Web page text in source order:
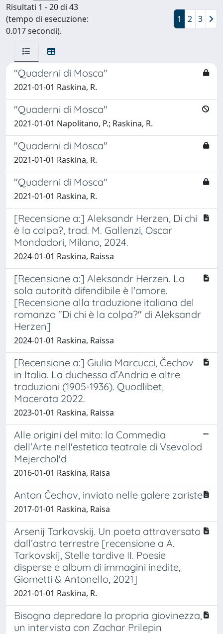
Risultati 1 - 20 di 43
(tempo di esecuzione:
0.017 secondi).
1 2 3
"Quaderni di Mosca"
2021-01-01 Raskina, R.
"Quaderni di Mosca"
2021-01-01 Napolitano, P.; Raskina, R.
"Quaderni di Mosca"
2021-01-01 Raskina, R.
"Quaderni di Mosca"
2021-01-01 Raskina, R.
[Recensione a:] Aleksandr Herzen, Di chi
è la colpa?, trad. M. Gallenzi, Oscar
Mondadori, Milano, 2024.
2024-01-01 Raskina, Raissa
[Recensione a:] Aleksandr Herzen. La
sola autorità difendibile è l'amore.
[Recensione alla traduzione italiana del
romanzo "Di chi è la colpa?" di Aleksandr
Herzen]
2024-01-01 Raskina, Raissa
[Recensione a:] Giulia Marcucci, Čechov
in Italia. La duchessa d’Andria e altre
traduzioni (1905-1936). Quodlibet,
Macerata 2022.
2023-01-01 Raskina, Raissa
Alle origini del mito: la Commedia
dell'Arte nell'estetica teatrale di Vsevolod
Mejerchol'd
2016-01-01 Raskina, Raisa
Anton Čechov, inviato nelle galere zariste
2017-01-01 Raskina, Raisa
Arsenij Tarkovskij. Un poeta attraversato
dall’astro terrestre [recensione a A.
Tarkovskij, Stelle tardive II. Poesie
disperse e album di immagini inedite,
Giometti & Antonello, 2021]
2021-01-01 Raskina, R.
Bisogna depredare la propria giovinezza,
un intervista con Zachar Prilepin